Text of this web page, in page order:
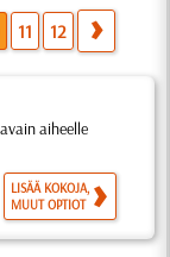
11 12
aiheelle
LISÄÄ KOKOJA,
MUUT OPTIOT